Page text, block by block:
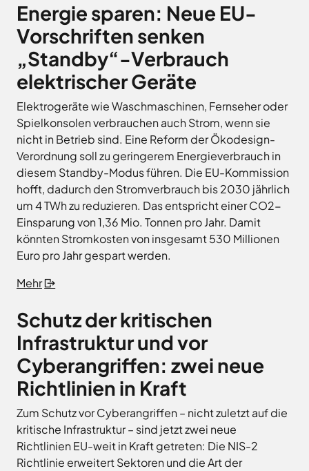
Energie sparen: Neue EU-
Vorschriften senken
„Standby“-Verbrauch
elektrischer Geräte
Elektrogeräte wie Waschmaschinen, Fernseher oder
Spielkonsolen verbrauchen auch Strom, wenn sie
nicht in Betrieb sind. Eine Reform der Ökodesign-
Verordnung soll zu geringerem Energieverbrauch in
diesem Standby-Modus führen. Die EU-Kommission
hofft, dadurch den Stromverbrauch bis 2030 jährlich
um 4 TWh zu reduzieren. Das entspricht einer CO2-
Einsparung von 1,36 Mio. Tonnen pro Jahr. Damit
könnten Stromkosten von insgesamt 530 Millionen
Euro pro Jahr gespart werden.
Mehr
Schutz der kritischen
Infrastruktur und vor
Cyberangriffen: zwei neue
Richtlinien in Kraft
Zum Schutz vor Cyberangriffen – nicht zuletzt auf die
kritische Infrastruktur – sind jetzt zwei neue
Richtlinien EU-weit in Kraft getreten: Die NIS-2
Richtlinie erweitert Sektoren und die Art der